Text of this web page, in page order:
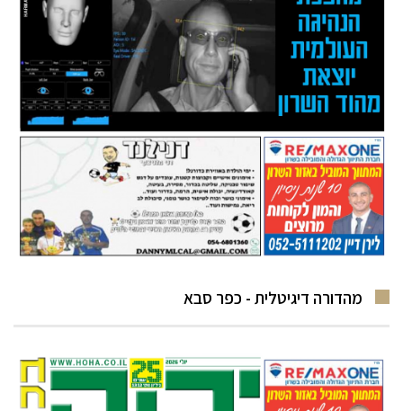
מהדורה דיגיטלית - כפר סבא